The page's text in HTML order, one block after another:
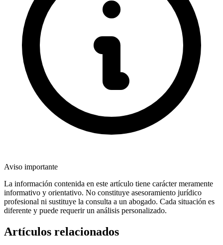
Aviso importante
La información contenida en este artículo tiene carácter meramente
informativo y orientativo. No constituye asesoramiento jurídico
profesional ni sustituye la consulta a un abogado. Cada situación es
diferente y puede requerir un análisis personalizado.
Artículos relacionados